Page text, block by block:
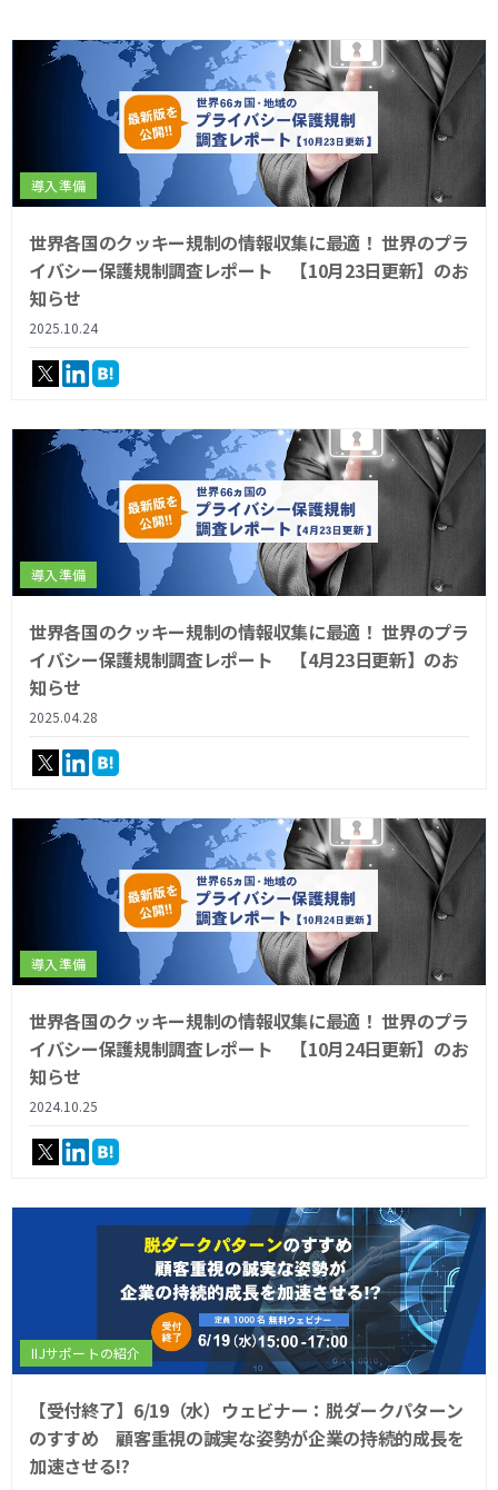
導入準備
世界各国のクッキー規制の情報収集に最適！ 世界のプラ
イバシー保護規制調査レポート 【10月23日更新】のお
知らせ
2025.10.24
導入準備
世界各国のクッキー規制の情報収集に最適！ 世界のプラ
イバシー保護規制調査レポート 【4月23日更新】のお
知らせ
2025.04.28
導入準備
世界各国のクッキー規制の情報収集に最適！ 世界のプラ
イバシー保護規制調査レポート 【10月24日更新】のお
知らせ
2024.10.25
IIJサポートの紹介
【受付終了】6/19（水）ウェビナー：脱ダークパターン
のすすめ 顧客重視の誠実な姿勢が企業の持続的成長を
加速させる!?